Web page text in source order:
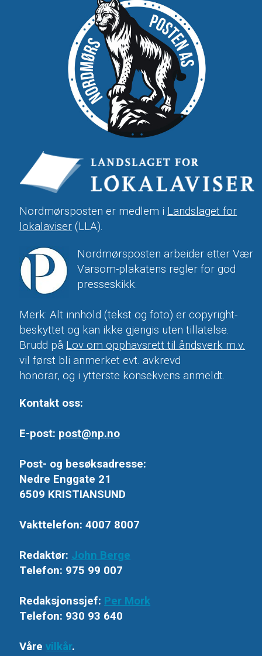
Nordmørsposten er medlem i Landslaget for
lokalaviser (LLA).
Nordmørsposten arbeider etter Vær
Varsom-plakatens regler for god
presseskikk.
Merk: Alt innhold (tekst og foto) er copyright-
beskyttet og kan ikke gjengis uten tillatelse.
Brudd på Lov om opphavsrett til åndsverk m.v.
vil først bli anmerket evt. avkrevd
honorar, og i ytterste konsekvens anmeldt.
Kontakt oss:
E-post: post@np.no
Post- og besøksadresse:
Nedre Enggate 21
6509 KRISTIANSUND
Vakttelefon: 4007 8007
Redaktør: John Berge
Telefon: 975 99 007
Redaksjonssjef: Per Mork
Telefon: 930 93 640
Vårevilkår.